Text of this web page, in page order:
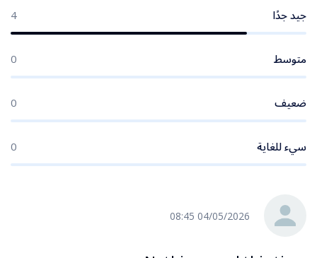
جيد جدًا 4
متوسط 0
ضعيف 0
سيء للغاية 0
04/05/2026 08:45